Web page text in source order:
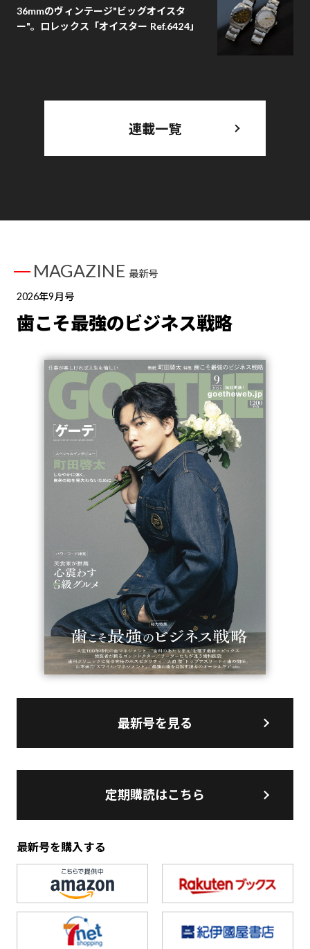
36mmのヴィンテージ"ビッグオイスタ
ー"。ロレックス「オイスター Ref.6424」
連載一覧
MAGAZINE 最新号
2026年9月号
歯こそ最強のビジネス戦略
最新号を見る
定期購読はこちら
最新号を購入する